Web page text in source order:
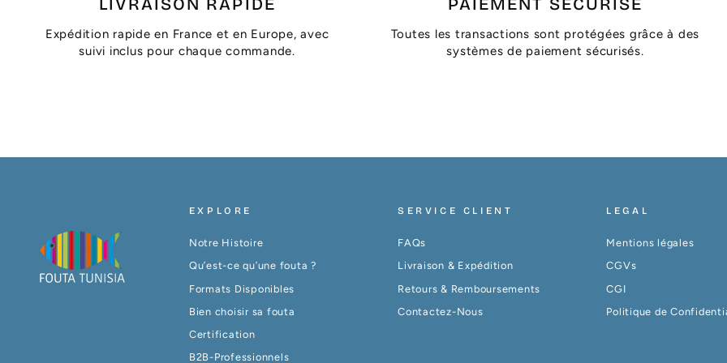
LIVRAISON RAPIDE
Expédition rapide en France et en Europe, avec
suivi inclus pour chaque commande.
PAIEMENT SÉCURISÉ
Toutes les transactions sont protégées grâce à des
systèmes de paiement sécurisés.
EXPLORE
Notre Histoire
Qu’est-ce qu’une fouta ?
Formats Disponibles
Bien choisir sa fouta
Certification
B2B-Professionnels
SERVICE CLIENT
FAQs
Livraison & Expédition
Retours & Remboursements
Contactez-Nous
LEGAL
Mentions légales
CGVs
CGI
Politique de